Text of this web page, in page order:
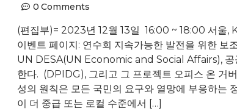
0 Comments
(편집부)= 2023년 12월 13일 16:00 ~ 18:00 서
이벤트 페이지: 연수회 지속가능한 발전을 위한 보
UN DESA(UN Economic and Social Affairs), 공
한다. (DPIDG), 그리고 그 프로젝트 오피스 온 거
성의 원칙은 모든 국민의 요구와 열망에 부응하는
이 더 중급 또는 로컬 수준에서 […]